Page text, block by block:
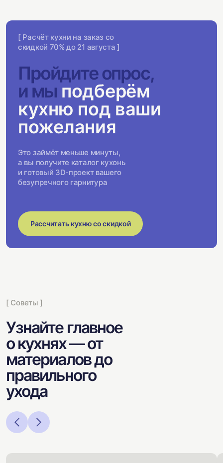
[ Расчёт кухни на заказ со
скидкой 70% до 21 августа ]
Пройдите опрос,
и мы подберём
кухню под ваши
пожелания
Это займёт меньше минуты,
а вы получите каталог кухонь
и готовый 3D-проект вашего
безупречного гарнитура
Рассчитать кухню со скидкой
[ Советы ]
Узнайте главное
о кухнях — от
материалов до
правильного
ухода